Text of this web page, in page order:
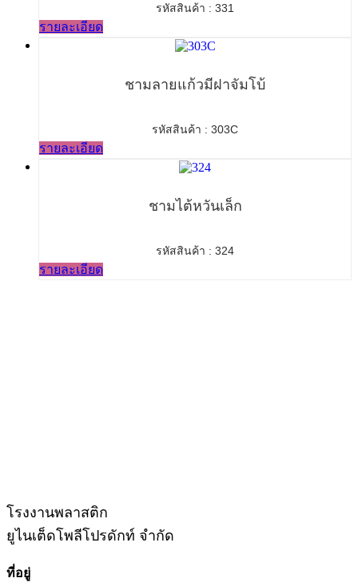
รหัสสินค้า : 331
รายละเอียด
ชามลายแก้วมีฝาจัมโบ้
รหัสสินค้า : 303C
รายละเอียด
ชามไต้หวันเล็ก
รหัสสินค้า : 324
รายละเอียด
โรงงานพลาสติก
ยูไนเต็ดโพลีโปรดักท์ จำกัด
ที่อยู่